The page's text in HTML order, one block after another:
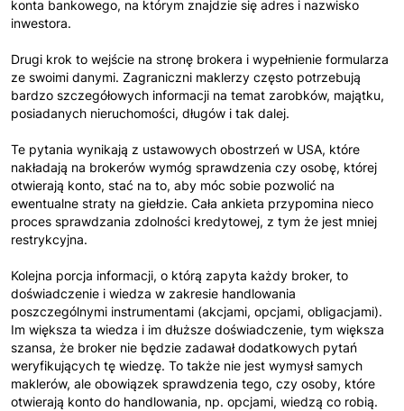
konta bankowego, na którym znajdzie się adres i nazwisko
inwestora.
Drugi krok to wejście na stronę brokera i wypełnienie formularza
ze swoimi danymi. Zagraniczni maklerzy często potrzebują
bardzo szczegółowych informacji na temat zarobków, majątku,
posiadanych nieruchomości, długów i tak dalej.
Te pytania wynikają z ustawowych obostrzeń w USA, które
nakładają na brokerów wymóg sprawdzenia czy osobę, której
otwierają konto, stać na to, aby móc sobie pozwolić na
ewentualne straty na giełdzie. Cała ankieta przypomina nieco
proces sprawdzania zdolności kredytowej, z tym że jest mniej
restrykcyjna.
Kolejna porcja informacji, o którą zapyta każdy broker, to
doświadczenie i wiedza w zakresie handlowania
poszczególnymi instrumentami (akcjami, opcjami, obligacjami).
Im większa ta wiedza i im dłuższe doświadczenie, tym większa
szansa, że broker nie będzie zadawał dodatkowych pytań
weryfikujących tę wiedzę. To także nie jest wymysł samych
maklerów, ale obowiązek sprawdzenia tego, czy osoby, które
otwierają konto do handlowania, np. opcjami, wiedzą co robią.